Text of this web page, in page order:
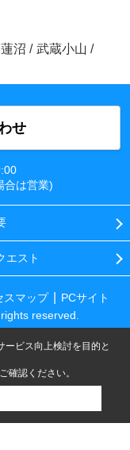
蓮沼 / 武蔵小山 /
せ
合は営業)
エスト
スマップ
PCサイト
reserved.
ービス向上検討を目的と
確認ください。